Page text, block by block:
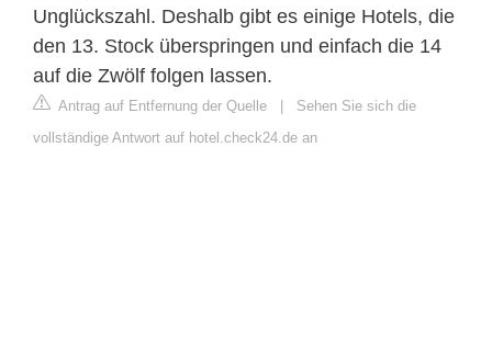
Unglückszahl. Deshalb gibt es einige Hotels, die
den 13. Stock überspringen und einfach die 14
auf die Zwölf folgen lassen.
Antrag auf Entfernung der Quelle | Sehen Sie sich die
vollständige Antwort auf hotel.check24.de an